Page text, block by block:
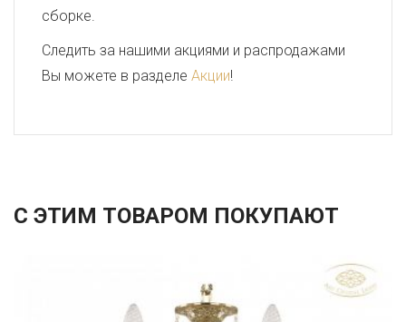
сборке.
Следить за нашими акциями и распродажами
Вы можете в разделе Акции!
С ЭТИМ ТОВАРОМ ПОКУПАЮТ